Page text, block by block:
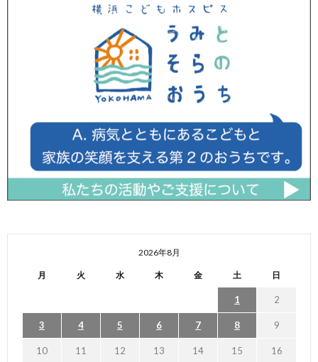
2026年8月
月 火 水 木 金 土 日
1 2
3 4 5 6 7 8 9
10 11 12 13 14 15 16